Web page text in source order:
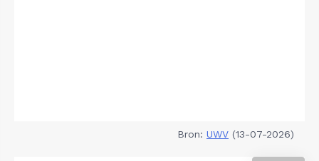
Bron: UWV (13-07-2026)